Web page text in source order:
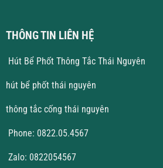
THÔNG TIN LIÊN HỆ
Hút Bể Phốt Thông Tắc Thái Nguyên
hút bể phốt thái nguyên
thông tắc cống thái nguyên
Phone: 0822.05.4567
Zalo: 0822054567